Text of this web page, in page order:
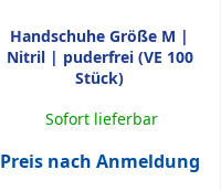
Handschuhe Größe M |
Nitril | puderfrei (VE 100
Stück)
Sofort lieferbar
Preis nach Anmeldung